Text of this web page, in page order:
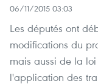
06/11/2015 03:03
Les députés ont
modifications du
mais aussi de la
l'application des